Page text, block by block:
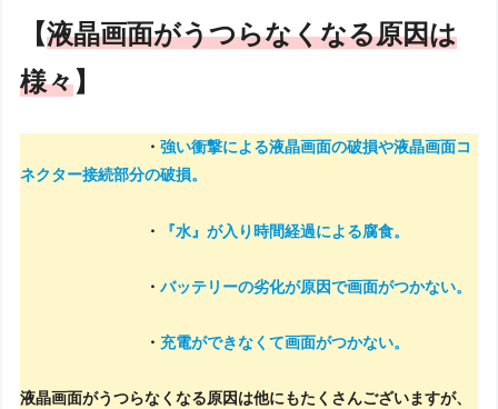
【液晶画面がうつらなくなる原因は
様々】
・強い衝撃による液晶画面の破損や液晶画面コ
ネクター接続部分の破損。
・ 『水』が入り時間経過による腐食。
・バッテリーの劣化が原因で画面がつかない。
・充電ができなくて画面がつかない。
液晶画面がうつらなくなる原因は他にもたくさんございますが、